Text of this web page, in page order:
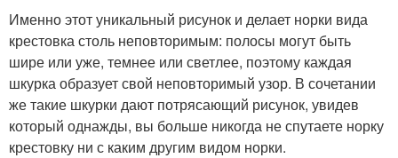
Именно этот уникальный рисунок и делает норки вида
крестовка столь неповторимым: полосы могут быть
шире или уже, темнее или светлее, поэтому каждая
шкурка образует свой неповторимый узор. В сочетании
же такие шкурки дают потрясающий рисунок, увидев
который однажды, вы больше никогда не спутаете норку
крестовку ни с каким другим видом норки.